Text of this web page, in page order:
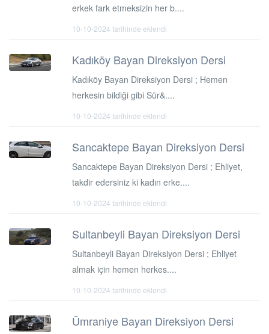
erkek fark etmeksizin her b....
10-10-2024 tarihinde eklendi
Kadıköy Bayan Direksiyon Dersi
Kadıköy Bayan Direksiyon Dersi ; Hemen
herkesin bildiği gibi Sür&....
10-10-2024 tarihinde eklendi
Sancaktepe Bayan Direksiyon Dersi
Sancaktepe Bayan Direksiyon Dersi ; Ehliyet,
takdir edersiniz ki kadın erke....
10-10-2024 tarihinde eklendi
Sultanbeyli Bayan Direksiyon Dersi
Sultanbeyli Bayan Direksiyon Dersi ; Ehliyet
almak için hemen herkes....
10-10-2024 tarihinde eklendi
Ümraniye Bayan Direksiyon Dersi